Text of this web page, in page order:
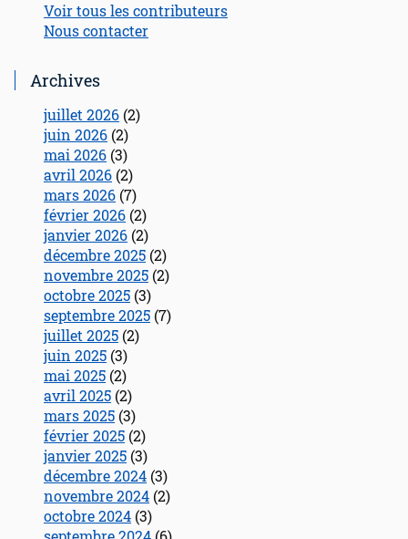
Voir tous les contributeurs
Nous contacter
Archives
juillet 2026 (2)
juin 2026 (2)
mai 2026 (3)
avril 2026 (2)
mars 2026 (7)
février 2026 (2)
janvier 2026 (2)
décembre 2025 (2)
novembre 2025 (2)
octobre 2025 (3)
septembre 2025 (7)
juillet 2025 (2)
juin 2025 (3)
mai 2025 (2)
avril 2025 (2)
mars 2025 (3)
février 2025 (2)
janvier 2025 (3)
décembre 2024 (3)
novembre 2024 (2)
octobre 2024 (3)